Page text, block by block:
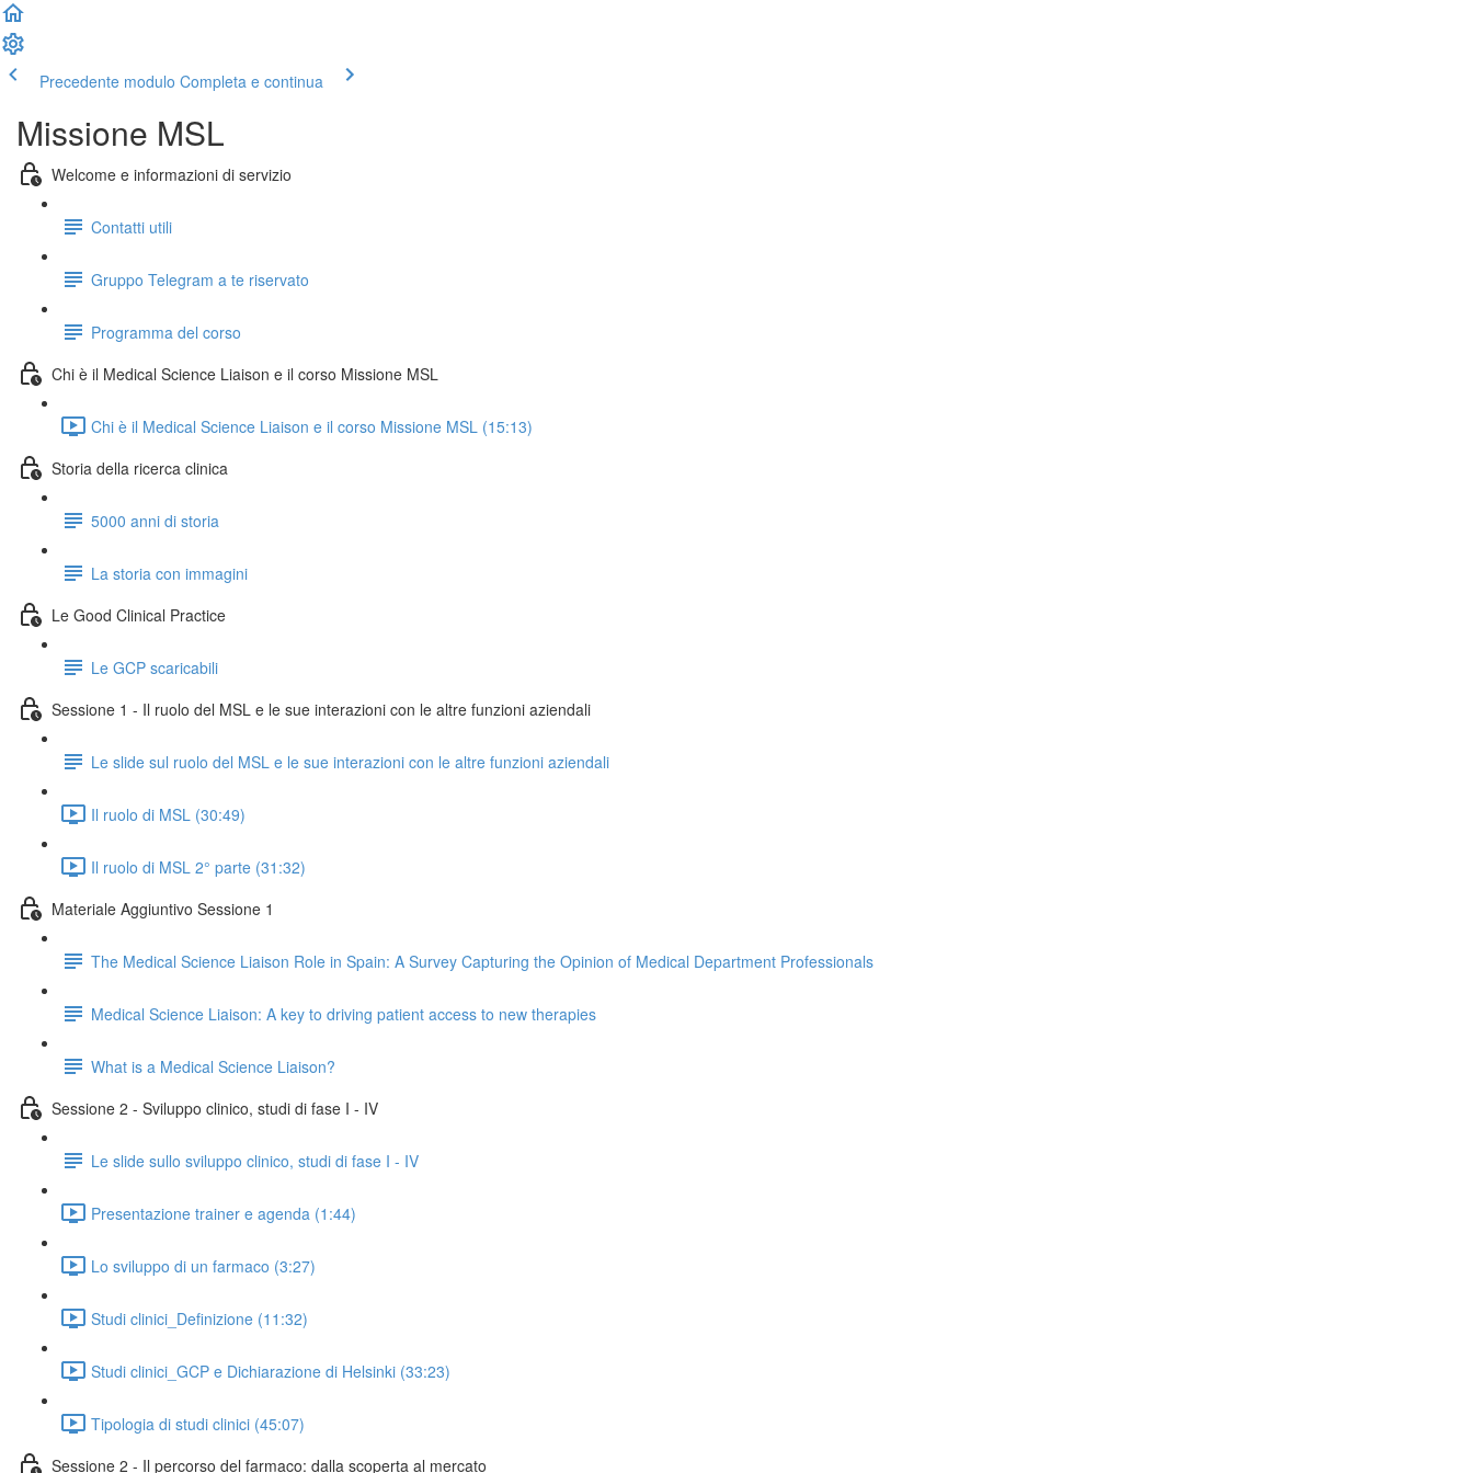
Precedente modulo Completa e continua
Missione MSL
Welcome e informazioni di servizio
Contatti utili
Gruppo Telegram a te riservato
Programma del corso
Chi è il Medical Science Liaison e il corso Missione MSL
Chi è il Medical Science Liaison e il corso Missione MSL (15:13)
Storia della ricerca clinica
5000 anni di storia
La storia con immagini
Le Good Clinical Practice
Le GCP scaricabili
Sessione 1 - Il ruolo del MSL e le sue interazioni con le altre funzioni aziendali
Le slide sul ruolo del MSL e le sue interazioni con le altre funzioni aziendali
Il ruolo di MSL (30:49)
Il ruolo di MSL 2° parte (31:32)
Materiale Aggiuntivo Sessione 1
The Medical Science Liaison Role in Spain: A Survey Capturing the Opinion of Medical Department Professionals
Medical Science Liaison: A key to driving patient access to new therapies
What is a Medical Science Liaison?
Sessione 2 - Sviluppo clinico, studi di fase I - IV
Le slide sullo sviluppo clinico, studi di fase I - IV
Presentazione trainer e agenda (1:44)
Lo sviluppo di un farmaco (3:27)
Studi clinici_Definizione (11:32)
Studi clinici_GCP e Dichiarazione di Helsinki (33:23)
Tipologia di studi clinici (45:07)
Sessione 2 - Il percorso del farmaco: dalla scoperta al mercato